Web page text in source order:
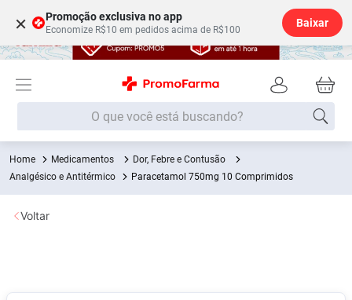
× Promoção exclusiva no app
Economize R$10 em pedidos acima de R$100
Baixar
O que você está buscando?
Medicamentos
Dor, Febre e Contusão
Analgésico e Antitérmico
Paracetamol 750mg 10 Comprimidos
Voltar
Termos mais buscados
1º Fralda
2
5º Fralda G